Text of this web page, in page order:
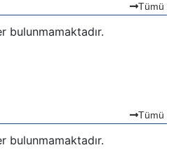
Tümü
bulunmamaktadır.
Tümü
bulunmamaktadır.